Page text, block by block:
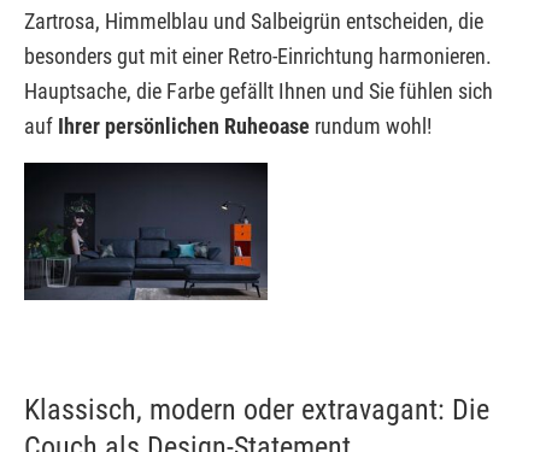
Zartrosa, Himmelblau und Salbeigrün entscheiden, die
besonders gut mit einer Retro-Einrichtung harmonieren.
Hauptsache, die Farbe gefällt Ihnen und Sie fühlen sich
auf Ihrer persönlichen Ruheoase rundum wohl!
Klassisch, modern oder extravagant: Die